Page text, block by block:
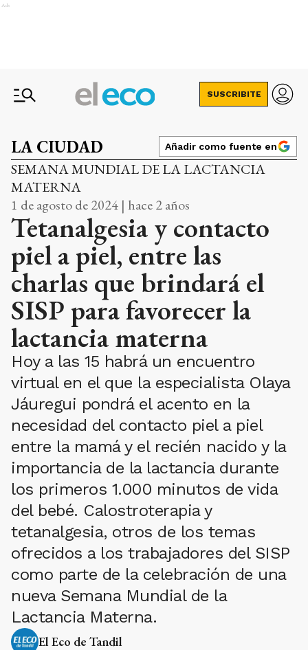
Ads
SUSCRIBITE
LA CIUDAD Añadir como fuente en
SEMANA MUNDIAL DE LA LACTANCIA
MATERNA
1 de agosto de 2024 | hace 2 años
Tetanalgesia y contacto
piel a piel, entre las
charlas que brindará el
SISP para favorecer la
lactancia materna
Hoy a las 15 habrá un encuentro
virtual en el que la especialista Olaya
Jáuregui pondrá el acento en la
necesidad del contacto piel a piel
entre la mamá y el recién nacido y la
importancia de la lactancia durante
los primeros 1.000 minutos de vida
del bebé. Calostroterapia y
tetanalgesia, otros de los temas
ofrecidos a los trabajadores del SISP
como parte de la celebración de una
nueva Semana Mundial de la
Lactancia Materna.
El Eco de Tandil